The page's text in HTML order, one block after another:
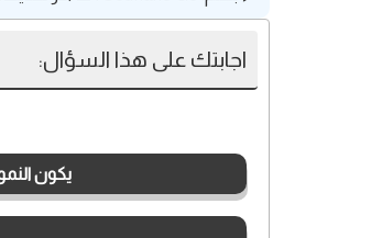
اجابتك على هذا السؤال:
يكون النمو